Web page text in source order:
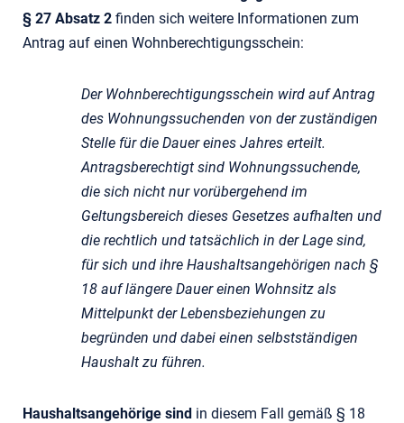
§ 27 Absatz 2 finden sich weitere Informationen zum
Antrag auf einen Wohnberechtigungsschein:
Der Wohnberechtigungsschein wird auf Antrag
des Wohnungssuchenden von der zuständigen
Stelle für die Dauer eines Jahres erteilt.
Antragsberechtigt sind Wohnungssuchende,
die sich nicht nur vorübergehend im
Geltungsbereich dieses Gesetzes aufhalten und
die rechtlich und tatsächlich in der Lage sind,
für sich und ihre Haushaltsangehörigen nach §
18 auf längere Dauer einen Wohnsitz als
Mittelpunkt der Lebensbeziehungen zu
begründen und dabei einen selbstständigen
Haushalt zu führen.
Haushaltsangehörige sind in diesem Fall gemäß § 18